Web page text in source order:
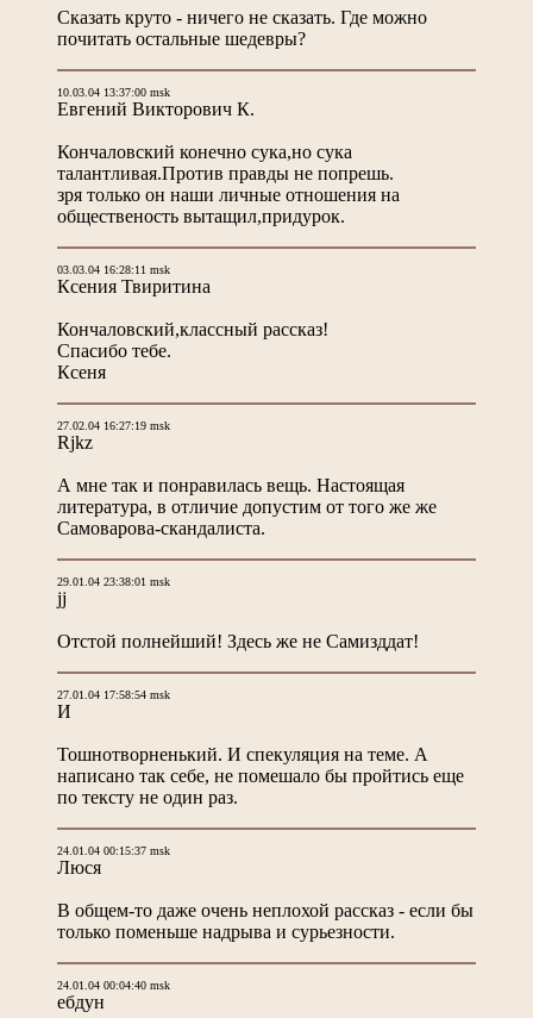
Сказать круто - ничего не сказать. Где можно
почитать остальные шедевры?
10.03.04 13:37:00 msk
Евгений Викторович К.
Кончаловский конечно сука,но сука
талантливая.Против правды не попрешь.
зря только он наши личные отношения на
общественость вытащил,придурок.
03.03.04 16:28:11 msk
Ксения Твиритина
Кончаловский,классный рассказ!
Спасибо тебе.
Ксеня
27.02.04 16:27:19 msk
Rjkz
А мне так и понравилась вещь. Настоящая
литература, в отличие допустим от того же же
Самоварова-скандалиста.
29.01.04 23:38:01 msk
jj
Отстой полнейший! Здесь же не Самизддат!
27.01.04 17:58:54 msk
И
Тошнотворненький. И спекуляция на теме. А
написано так себе, не помешало бы пройтись еще
по тексту не один раз.
24.01.04 00:15:37 msk
Люся
В общем-то даже очень неплохой рассказ - если бы
только поменьше надрыва и сурьезности.
24.01.04 00:04:40 msk
ебдун